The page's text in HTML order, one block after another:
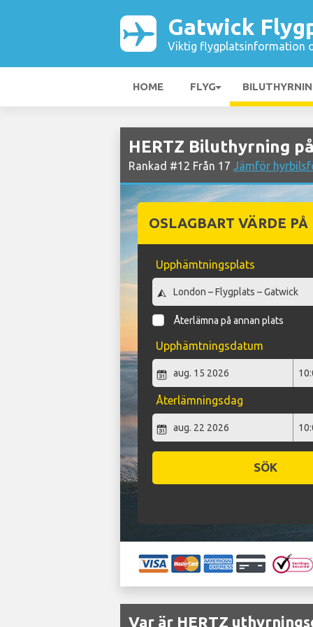
Gatwick
Viktig flygplatsinformation
HOME FLYG
HERTZ Biluthyrning
Rankad #12 Från 17 Jämför
OSLAGBART VÄRDE
Upphämtningsplats
Återlämna på annan plats
Upphämtningsdatum
Återlämningsdag
SÖK
Var är HERTZ